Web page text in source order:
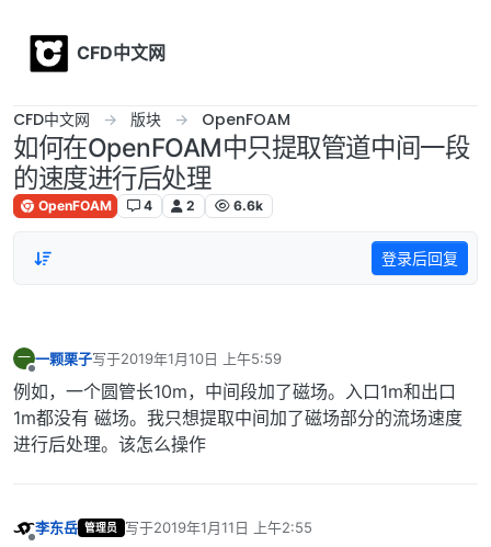
CFD中文网
CFD中文网 版块 OpenFOAM
如何在OpenFOAM中只提取管道中间一段
的速度进行后处理
OpenFOAM 4 2 6.6k
登录后回复
一
离线
一颗栗子写于2019年1月10日 上午5:59
最后由 编辑
例如，一个圆管长10m，中间段加了磁场。入口1m和出口
1m都没有 磁场。我只想提取中间加了磁场部分的流场速度
进行后处理。该怎么操作
李东岳 管理员 写于2019年1月11日 上午2:55
最后由 编辑